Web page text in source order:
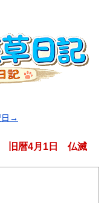
日→
旧暦4月1日 仏滅